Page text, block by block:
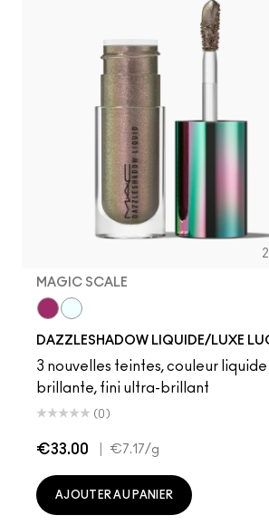
MAGIC SCALE
DAZZLESHADOW LIQUIDE/LUXE
3 nouvelles teintes, couleur liquide
brillante, fini ultra-brillant
(0)
€33.00 €7.17/g
AJOUTER AU PANIER